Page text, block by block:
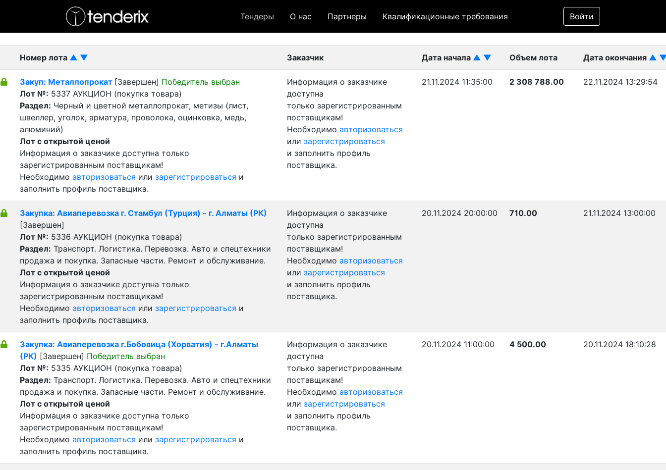
Тендеры О нас Партнеры Квалификационные требования Войти
Фильтр
- Завершенный лот
Номер лота ▲ ▼ Заказчик Дата начала ▲ ▼ Объем лота Дата окончания ▲
Закуп: Металлопрокат [Завершен] Победитель выбран
Лот №: 5337 АУКЦИОН (покупка товара)
Раздел: Черный и цветной металлопрокат, метизы (лист,
швеллер, уголок, арматура, проволока, оцинковка, медь,
алюминий)
Лот с открытой ценой
Информация о заказчике доступна только
зарегистрированным поставщикам!
Необходимо авторизоваться или зарегистрироваться и
заполнить профиль поставщика.
Информация о заказчике
доступна
только зарегистрированным
поставщикам!
Необходимо авторизоваться
или зарегистрироваться
и заполнить профиль
поставщика.
21.11.2024 11:35:00 2 308 788.00 22.11.2024 13:29:54
Закупка: Авиаперевозка г. Стамбул (Турция) - г. Алматы (РК)
[Завершен]
Лот №: 5336 АУКЦИОН (покупка товара)
Раздел: Транспорт. Логистика. Перевозка. Авто и спецтехники
продажа и покупка. Запасные части. Ремонт и обслуживание.
Лот с открытой ценой
Информация о заказчике доступна только
зарегистрированным поставщикам!
Необходимо авторизоваться или зарегистрироваться и
заполнить профиль поставщика.
Информация о заказчике
доступна
только зарегистрированным
поставщикам!
Необходимо авторизоваться
или зарегистрироваться
и заполнить профиль
поставщика.
20.11.2024 20:00:00 710.00 21.11.2024 13:00:00
Закупка: Авиаперевозка г.Бобовица (Хорватия) - г.Алматы
(РК) [Завершен] Победитель выбран
Лот №: 5335 АУКЦИОН (покупка товара)
Раздел: Транспорт. Логистика. Перевозка. Авто и спецтехники
продажа и покупка. Запасные части. Ремонт и обслуживание.
Лот с открытой ценой
Информация о заказчике доступна только
зарегистрированным поставщикам!
Необходимо авторизоваться или зарегистрироваться и
заполнить профиль поставщика.
Информация о заказчике
доступна
только зарегистрированным
поставщикам!
Необходимо авторизоваться
или зарегистрироваться
и заполнить профиль
поставщика.
20.11.2024 11:00:00 4 500.00 20.11.2024 18:10:28